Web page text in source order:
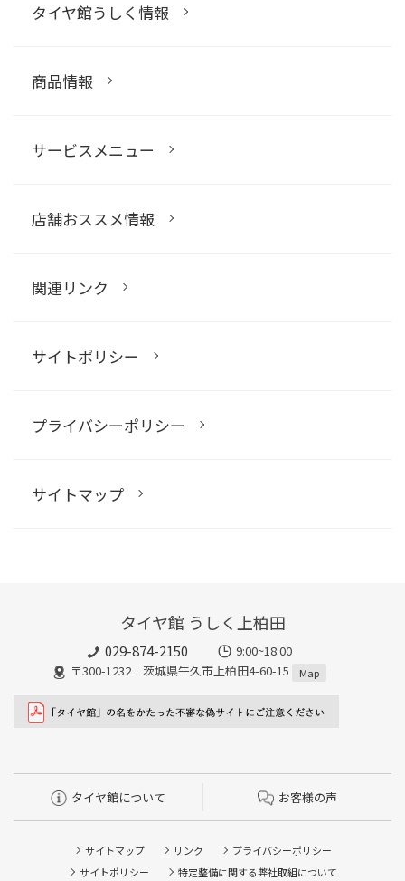
タイヤ館うしく情報
商品情報
サービスメニュー
店舗おススメ情報
関連リンク
サイトポリシー
プライバシーポリシー
サイトマップ
タイヤ館 うしく上柏田
029-874-2150
9:00~18:00
〒300-1232 茨城県牛久市上柏田4-60-15
Map
タイヤ館について お客様の声
サイトマップ リンク
プライバシーポリシー
サイトポリシー
特定整備に関する弊社取組について